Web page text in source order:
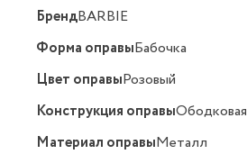
БрендBARBIE
Форма оправыБабочка
Цвет оправыРозовый
Конструкция оправыОбодковая
Материал оправыМеталл